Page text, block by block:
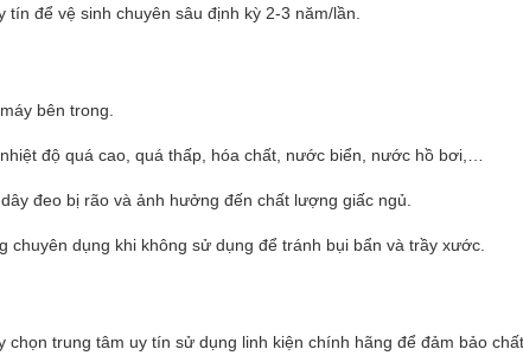
để vệ sinh chuyên sâu định kỳ 2-3 năm/lần.
bên trong.
độ quá cao, quá thấp, hóa chất, nước biển, nước hồ bơi,…
đeo bị rão và ảnh hưởng đến chất lượng giấc ngủ.
chuyên dụng khi không sử dụng để tránh bụi bẩn và trầy xước.
chọn trung tâm uy tín sử dụng linh kiện chính hãng để đảm bảo chất